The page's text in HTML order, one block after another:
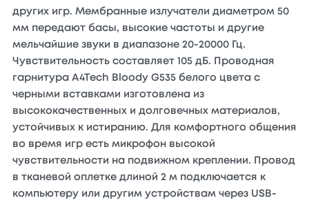
других игр. Мембранные излучатели диаметром 50
мм передают басы, высокие частоты и другие
мельчайшие звуки в диапазоне 20-20000 Гц.
Чувствительность составляет 105 дБ. Проводная
гарнитура A4Tech Bloody G535 белого цвета с
черными вставками изготовлена из
высококачественных и долговечных материалов,
устойчивых к истиранию. Для комфортного общения
во время игр есть микрофон высокой
чувствительности на подвижном креплении. Провод
в тканевой оплетке длиной 2 м подключается к
компьютеру или другим устройствам через USB-